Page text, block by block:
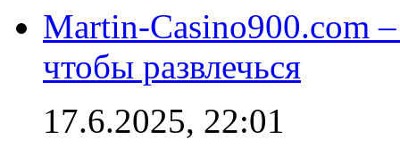
Martin-Casino900.com
чтобы развлечься
17.6.2025, 22:01